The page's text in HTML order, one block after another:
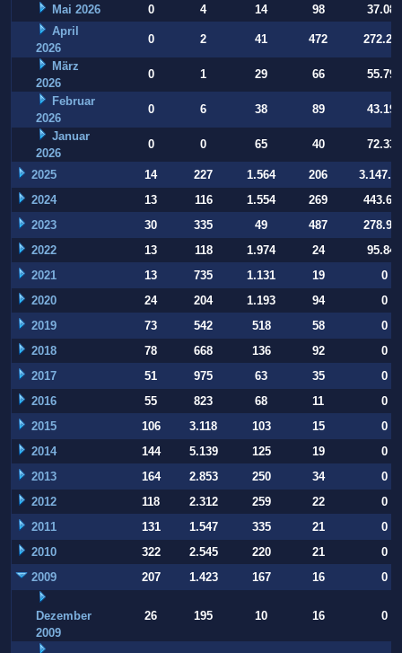
Mai 2026 0 4 14 98
37.084
April
2026
0 2 41 472
März
2026
0 1 29 66
55.794
Februar
2026
0 6 38 89
43.197
Januar
2026
0 0 65 40 72.332
2025 14 227 1.564 206
2024
13 116 1.554 269
2023
30 335 49 487
2022
13 118 1.974 24
95.847
2021
13 735 1.131 19
0
2020
24 204 1.193 94
0
2019
73 542 518 58
0
2018
78 668 136 92
0
2017
51 975 63 35
0
2016
55 823 68 11
0
2015
106 3.118 103 15
0
2014
144 5.139 125 19
0
2013
164 2.853 250 34
0
2012
118 2.312 259 22
0
2011
131 1.547 335 21
0
2010
322 2.545 220 21
0
2009
207 1.423 167 16 0
Dezember
2009
26 195 10 16 0